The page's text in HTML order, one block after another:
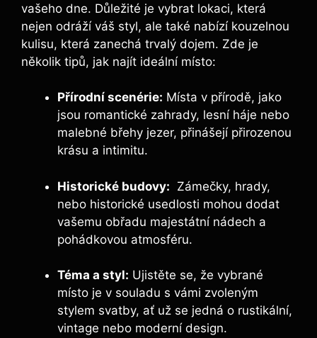
vašeho dne. Důležité je vybrat lokaci,​ která
nejen odráží váš ‌styl,‍ ale také nabízí kouzelnou
kulisu, která ⁤zanechá trvalý dojem.⁤ Zde ‌je
několik tipů, jak‌ najít ideální místo:
Přírodní scenérie: Místa⁢ v přírodě, jako
jsou⁣ romantické zahrady, lesní⁤ háje nebo
malebné ⁣břehy jezer, přinášejí přirozenou
⁣krásu a‌ intimitu.
Historické budovy: ‌ Zámečky, hrady,
nebo⁢ historické usedlosti mohou dodat
‌vašemu obřadu majestátní nádech a ​
pohádkovou‌ atmosféru.
Téma a styl: Ujistěte se, že ⁢vybrané
místo je ‍v ⁢souladu s vámi‍ zvoleným
stylem svatby, ať už se ⁢jedná o rustikální,
vintage⁢ nebo‌ moderní⁣ design.